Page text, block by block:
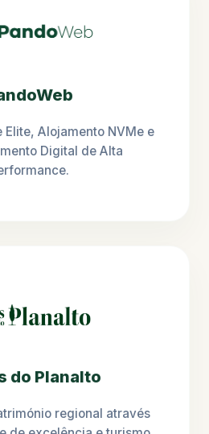
Alojamento NVMe e
Digital de Alta
do Planalto
regional através